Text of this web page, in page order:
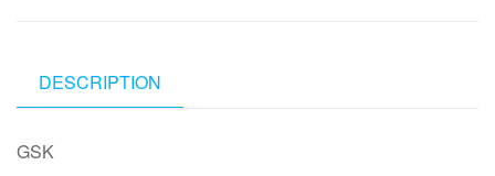
DESCRIPTION
GSK